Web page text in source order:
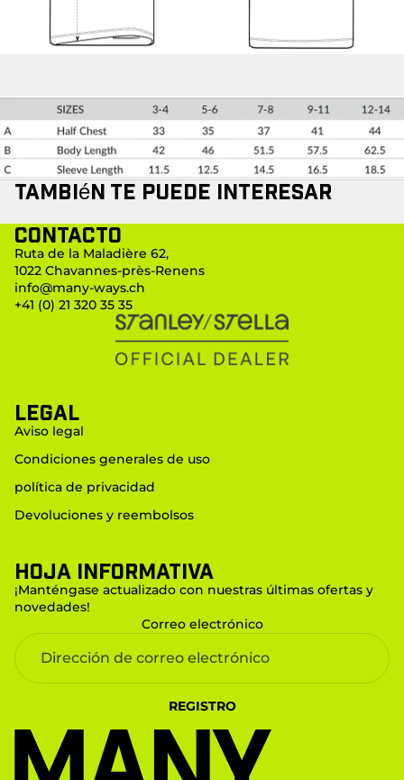
También te puede interesar
Contacto
Ruta de la Maladière 62,
1022 Chavannes-près-Renens
info@many-ways.ch
+41 (0) 21 320 35 35
LEGAL
Aviso legal
Condiciones generales de uso
política de privacidad
Devoluciones y reembolsos
Hoja informativa
¡Manténgase actualizado con nuestras últimas ofertas y
novedades!
Correo electrónico
REGISTRO